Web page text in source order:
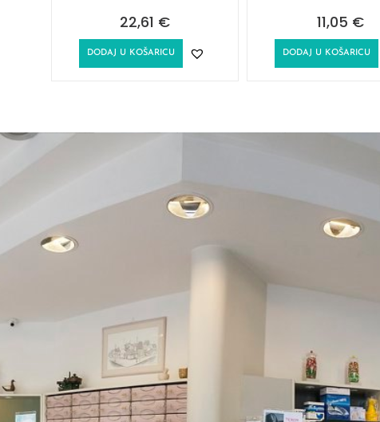
22,61 €
DODAJ U KOŠARICU
11,05 €
DODAJ U KOŠARICU